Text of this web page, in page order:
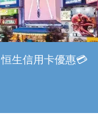
恒生信用卡優惠💳